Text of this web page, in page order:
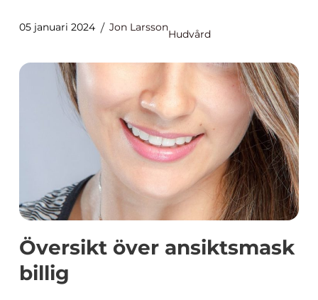
05 januari 2024 Jon Larsson
Hudvård
Översikt över ansiktsmask
billig